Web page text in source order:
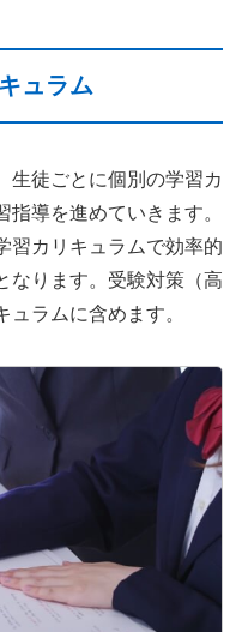
ュラム
生徒ごとに個別の学習カ
導を進めていきます。
習カリキュラムで効率的
なります。受験対策（高
ラムに含めます。